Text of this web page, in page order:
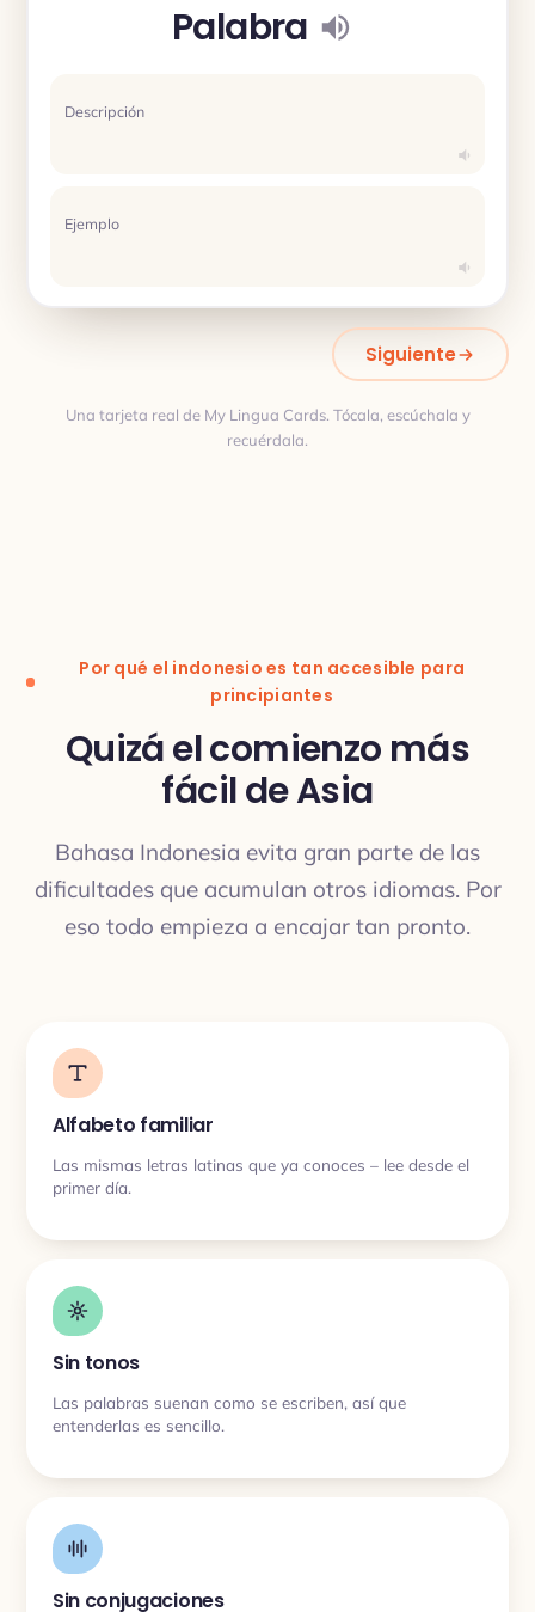
Palabra
Descripción
Ejemplo
Siguiente
Una tarjeta real de My Lingua Cards. Tócala, escúchala y
recuérdala.
Por qué el indonesio es tan accesible para
principiantes
Quizá el comienzo más
fácil de Asia
Bahasa Indonesia evita gran parte de las
dificultades que acumulan otros idiomas. Por
eso todo empieza a encajar tan pronto.
Alfabeto familiar
Las mismas letras latinas que ya conoces – lee desde el
primer día.
Sin tonos
Las palabras suenan como se escriben, así que
entenderlas es sencillo.
Sin conjugaciones